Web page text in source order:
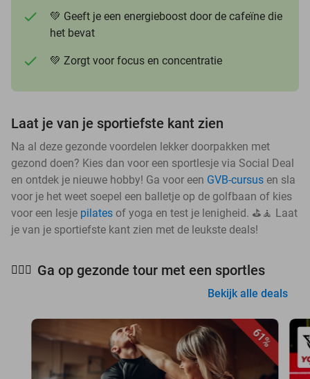
💚 Geeft je een energieboost door de cafeïne die
het bevat
💚 Zorgt voor focus en concentratie
Laat je van je sportiefste kant zien
Na al deze gezonde voordelen lekker doorpakken met
gezond doen? Kies dan voor een sportlesje via Social Deal
en ontdek je nieuwe hobby! Ga voor een GVB-cursus en sla
voor je het weet soepel een balletje op de golfbaan of kies
voor een lesje pilates of yoga en test je lenigheid. ⛳🧘 Laat
je van je sportiefste kant zien met de leukste deals!
🧘🏻‍♀️ Ga op gezonde tour met een sportles
Bekijk alle deals
61%